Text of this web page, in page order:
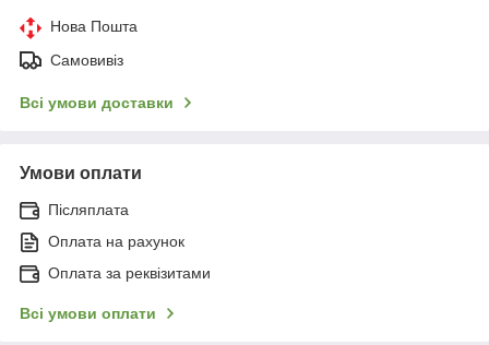
Нова Пошта
Самовивіз
Всі умови доставки
Умови оплати
Післяплата
Оплата на рахунок
Оплата за реквізитами
Всі умови оплати